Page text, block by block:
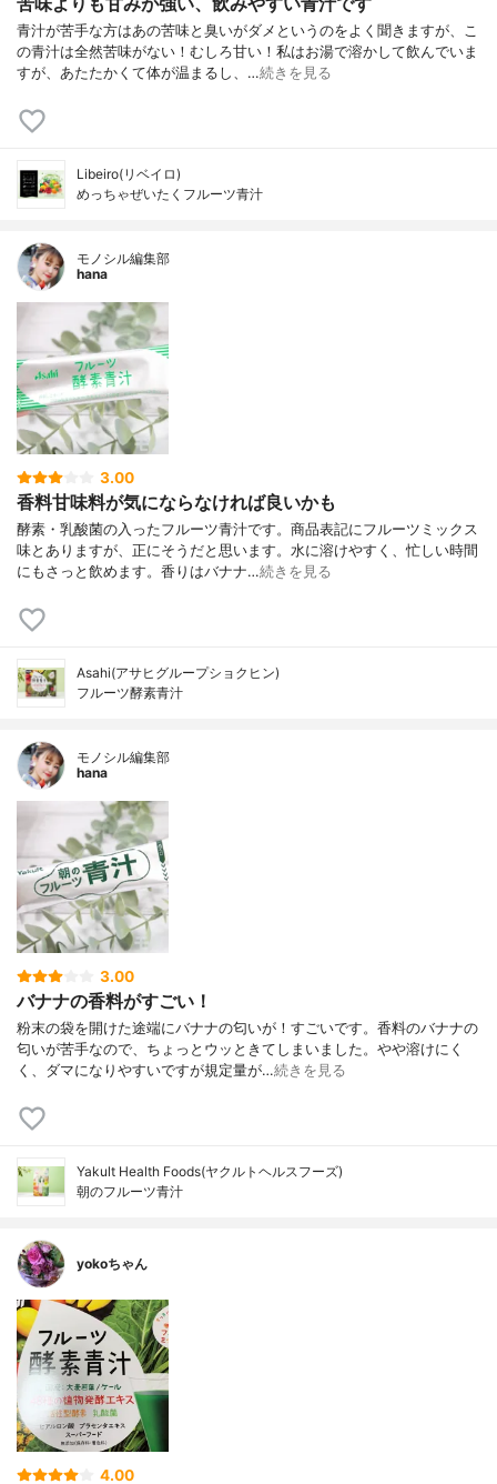
青汁が苦手な方はあの苦味と臭いがダメというのをよく聞きますが、こ
の青汁は全然苦味がない！むしろ甘い！私はお湯で溶かして飲んでいま
すが、あたたかくて体が温まるし、…続きを見る
Libeiro(リベイロ)
めっちゃぜいたくフルーツ青汁
モノシル編集部
hana
3.00
香料甘味料が気にならなければ良いかも
酵素・乳酸菌の入ったフルーツ青汁です。商品表記にフルーツミックス
味とありますが、正にそうだと思います。水に溶けやすく、忙しい時間
にもさっと飲めます。香りはバナナ…続きを見る
Asahi(アサヒグループショクヒン)
フルーツ酵素青汁
モノシル編集部
hana
3.00
バナナの香料がすごい！
粉末の袋を開けた途端にバナナの匂いが！すごいです。香料のバナナの
匂いが苦手なので、ちょっとウッときてしまいました。やや溶けにく
く、ダマになりやすいですが規定量が…続きを見る
Yakult Health Foods(ヤクルトヘルスフーズ)
朝のフルーツ青汁
yokoちゃん
4.00